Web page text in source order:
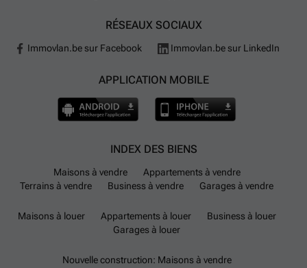
RÉSEAUX SOCIAUX
Immovlan.be sur Facebook Immovlan.be sur LinkedIn
APPLICATION MOBILE
INDEX DES BIENS
Maisons à vendre
Appartements à vendre
Terrains à vendre
Business à vendre Garages à vendre
Maisons à louer Appartements à louer
Business à louer
Garages à louer
Nouvelle construction: Maisons à vendre